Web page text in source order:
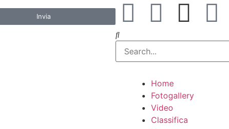
Invia
Home
Fotogallery
Video
Classifica